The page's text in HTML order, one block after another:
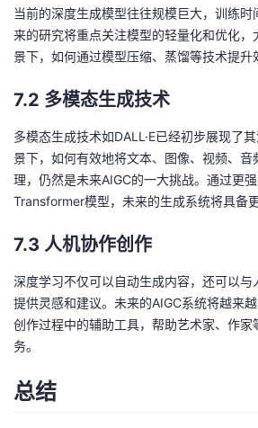
当前的深度生成模型往往规模巨大，训练
来的研究将重点关注模型的轻量化和优化，
景下，如何通过模型压缩、蒸馏等技术提升
7.2 多模态生成技术
多模态生成技术如DALL·E已经初步展现了
景下，如何有效地将文本、图像、视频、音
理，仍然是未来AIGC的一大挑战。通过更
Transformer模型，未来的生成系统将具备
7.3 人机协作创作
深度学习不仅可以自动生成内容，还可以与
提供灵感和建议。未来的AIGC系统将越来
创作过程中的辅助工具，帮助艺术家、作家
务。
总结